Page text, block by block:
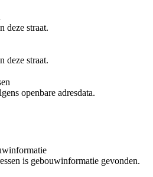
deze straat.
deze straat.
openbare adresdata.
is gebouwinformatie gevonden.